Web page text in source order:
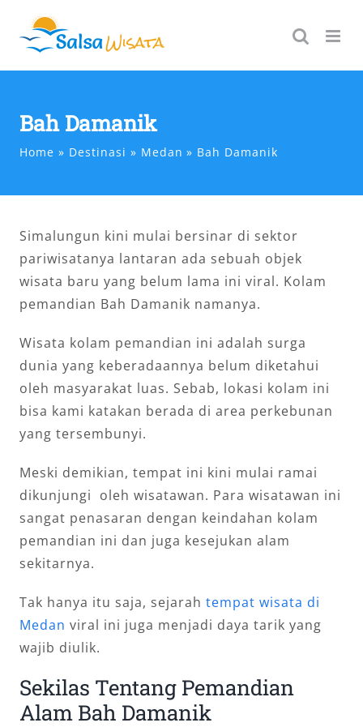
content
Bah Damanik
Home Destinasi Medan Bah Damanik
Simalungun kini mulai bersinar di sektor
pariwisatanya lantaran ada sebuah objek
wisata baru yang belum lama ini viral. Kolam
pemandian Bah Damanik namanya.
Wisata kolam pemandian ini adalah surga
dunia yang keberadaannya belum diketahui
oleh masyarakat luas. Sebab, lokasi kolam ini
bisa kami katakan berada di area perkebunan
yang tersembunyi.
Meski demikian, tempat ini kini mulai ramai
dikunjungi oleh wisatawan. Para wisatawan ini
sangat penasaran dengan keindahan kolam
pemandian ini dan juga kesejukan alam
sekitarnya.
Tak hanya itu saja, sejarah tempat wisata di
Medan viral ini juga menjadi daya tarik yang
wajib diulik.
Sekilas Tentang Pemandian
Alam Bah Damanik